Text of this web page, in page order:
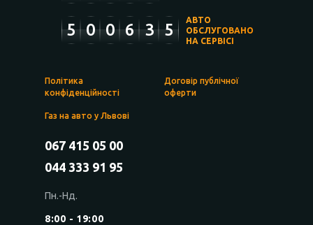
5 0 0 6 3 5
АВТО
ОБСЛУГОВАНО
НА СЕРВІСІ
Політика
конфіденційності
Договір публічної
оферти
Газ на авто у Львові
067 415 05 00
044 333 91 95
Пн.-Нд.
8:00 - 19:00